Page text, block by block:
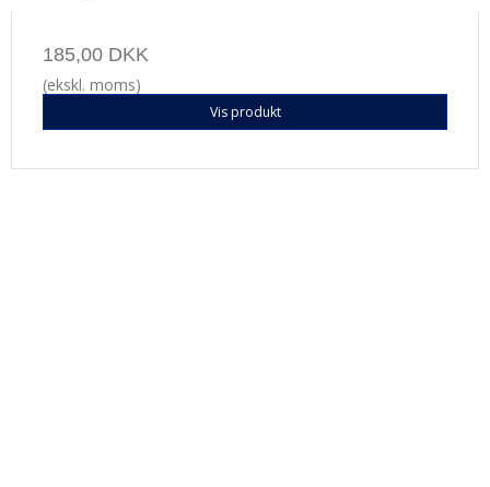
185,00 DKK
(ekskl. moms)
Vis produkt